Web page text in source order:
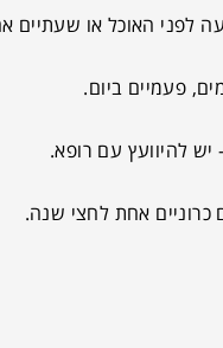
להיוועץ עם רופא.
אחת לחצי שנה.